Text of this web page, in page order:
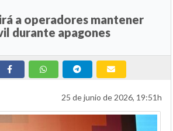
a operadores mantener
durante apagones
25 de junio de 2026, 19:51h